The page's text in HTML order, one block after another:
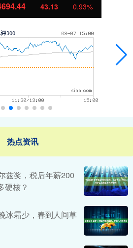
43.13 0.93%
热点资讯
兹奖，税后年薪200
硬核？
冰霜少，春到人间草